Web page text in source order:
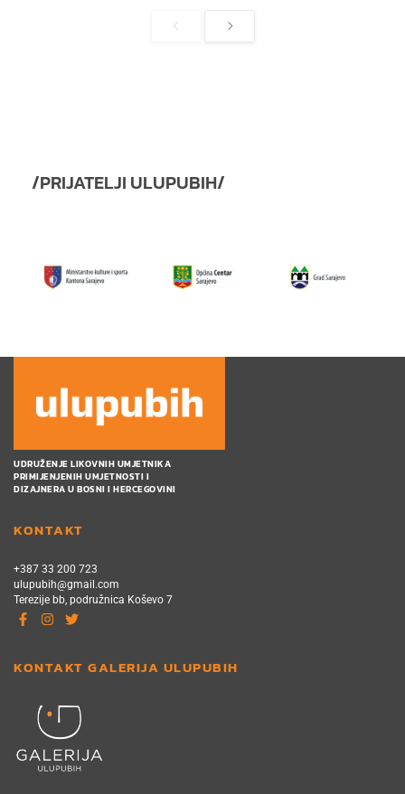
/PRIJATELJI ULUPUBIH/
UDRUŽENJE LIKOVNIH UMJETNIKA
PRIMIJENJENIH UMJETNOSTI I
DIZAJNERA U BOSNI I HERCEGOVINI
KONTAKT
+387 33 200 723
ulupubih@gmail.com
Terezije bb, podružnica Koševo 7
KONTAKT GALERIJA ULUPUBIH